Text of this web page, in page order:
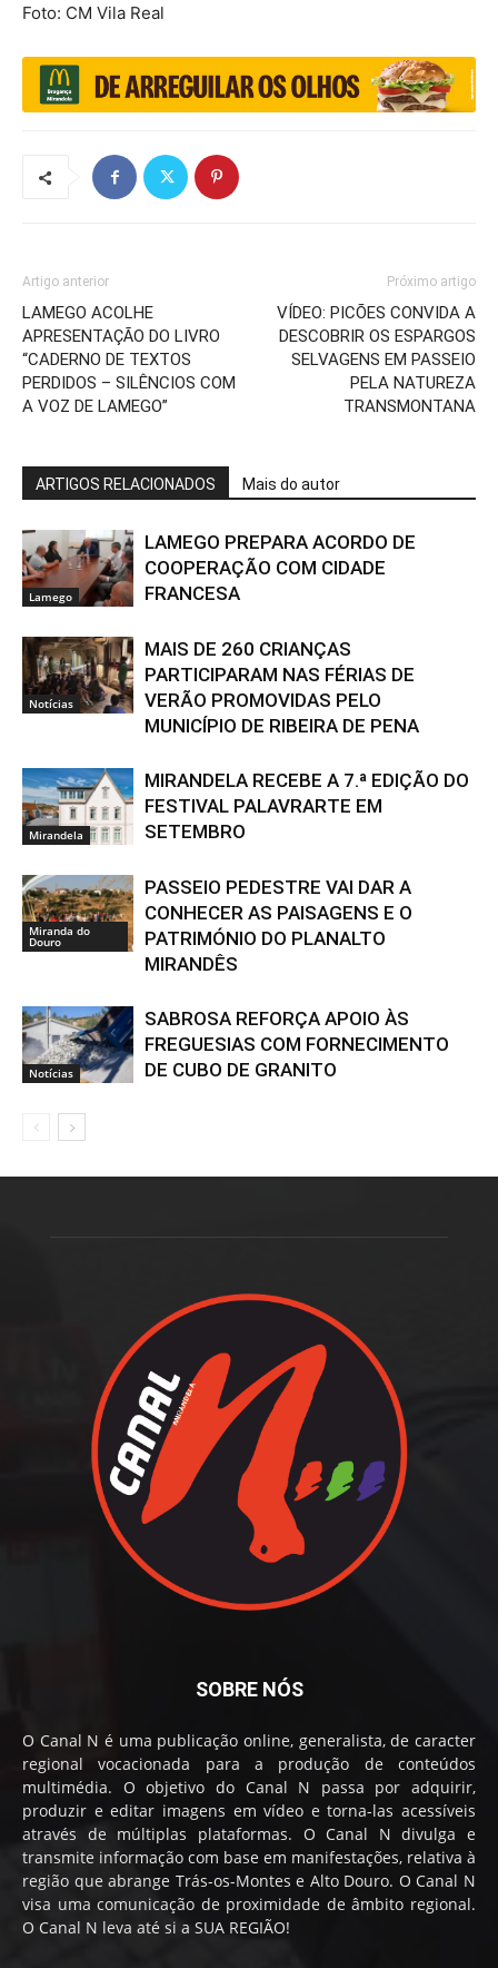
Foto: CM Vila Real
Artigo anterior
LAMEGO ACOLHE
APRESENTAÇÃO DO LIVRO
“CADERNO DE TEXTOS
PERDIDOS – SILÊNCIOS COM
A VOZ DE LAMEGO”
Próximo artigo
VÍDEO: PICÕES CONVIDA A
DESCOBRIR OS ESPARGOS
SELVAGENS EM PASSEIO
PELA NATUREZA
TRANSMONTANA
ARTIGOS RELACIONADOS Mais do autor
Lamego
LAMEGO PREPARA ACORDO DE
COOPERAÇÃO COM CIDADE
FRANCESA
Notícias
MAIS DE 260 CRIANÇAS
PARTICIPARAM NAS FÉRIAS DE
VERÃO PROMOVIDAS PELO
MUNICÍPIO DE RIBEIRA DE PENA
Mirandela
MIRANDELA RECEBE A 7.ª EDIÇÃO DO
FESTIVAL PALAVRARTE EM
SETEMBRO
Miranda do
Douro
PASSEIO PEDESTRE VAI DAR A
CONHECER AS PAISAGENS E O
PATRIMÓNIO DO PLANALTO
MIRANDÊS
Notícias
SABROSA REFORÇA APOIO ÀS
FREGUESIAS COM FORNECIMENTO
DE CUBO DE GRANITO
SOBRE NÓS
O Canal N é uma publicação online, generalista, de caracter
regional vocacionada para a produção de conteúdos
multimédia. O objetivo do Canal N passa por adquirir,
produzir e editar imagens em vídeo e torna-las acessíveis
através de múltiplas plataformas. O Canal N divulga e
transmite informação com base em manifestações, relativa à
região que abrange Trás-os-Montes e Alto Douro. O Canal N
visa uma comunicação de proximidade de âmbito regional.
O Canal N leva até si a SUA REGIÃO!